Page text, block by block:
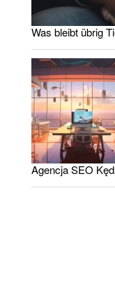
Was bleibt übrig
Agencja SEO